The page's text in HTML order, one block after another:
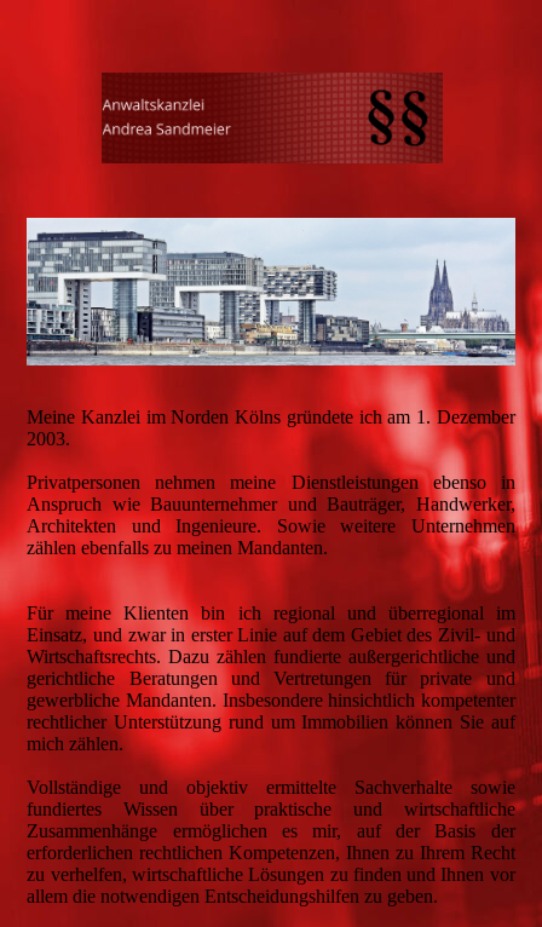
Meine Kanzlei im Norden Kölns gründete ich am 1. Dezember
2003.
Privatpersonen nehmen meine Dienstleistungen ebenso in
Anspruch wie Bauunternehmer und Bauträger, Handwerker,
Architekten und Ingenieure. Sowie weitere Unternehmen
zählen ebenfalls zu meinen Mandanten.
Für meine Klienten bin ich regional und überregional im
Einsatz, und zwar in erster Linie auf dem Gebiet des Zivil- und
Wirtschaftsrechts. Dazu zählen fundierte außergerichtliche und
gerichtliche Beratungen und Vertretungen für private und
gewerbliche Mandanten. Insbesondere hinsichtlich kompetenter
rechtlicher Unterstützung rund um Immobilien können Sie auf
mich zählen.
Vollständige und objektiv ermittelte Sachverhalte sowie
fundiertes Wissen über praktische und wirtschaftliche
Zusammenhänge ermöglichen es mir, auf der Basis der
erforderlichen rechtlichen Kompetenzen, Ihnen zu Ihrem Recht
zu verhelfen, wirtschaftliche Lösungen zu finden und Ihnen vor
allem die notwendigen Entscheidungshilfen zu geben.